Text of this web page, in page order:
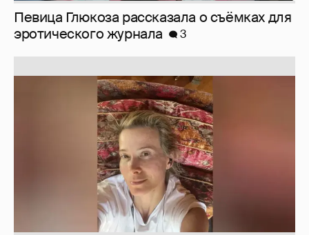
Юлия Высоцкая выложила селфи без